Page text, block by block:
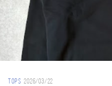
TOPS 2026/03/22